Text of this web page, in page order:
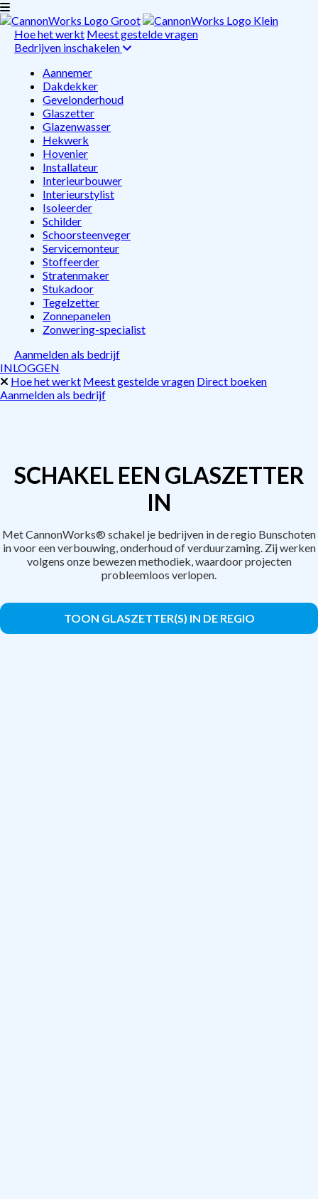
Hoe het werkt Meest gestelde vragen
Bedrijven inschakelen
Aannemer
Dakdekker
Gevelonderhoud
Glaszetter
Glazenwasser
Hekwerk
Hovenier
Installateur
Interieurbouwer
Interieurstylist
Isoleerder
Schilder
Schoorsteenveger
Servicemonteur
Stoffeerder
Stratenmaker
Stukadoor
Tegelzetter
Zonnepanelen
Zonwering-specialist
Aanmelden als bedrijf
INLOGGEN
Hoe het werkt Meest gestelde vragen Direct boeken
Aanmelden als bedrijf
SCHAKEL EEN GLASZETTER
IN
Met CannonWorks® schakel je bedrijven in de regio Bunschoten
in voor een verbouwing, onderhoud of verduurzaming. Zij werken
volgens onze bewezen methodiek, waardoor projecten
probleemloos verlopen.
TOON GLASZETTER(S) IN DE REGIO